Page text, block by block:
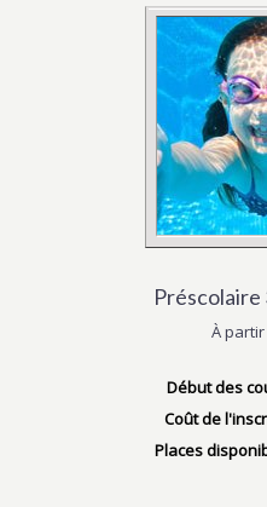
Préscolaire
À
Début des
Coût de
Places